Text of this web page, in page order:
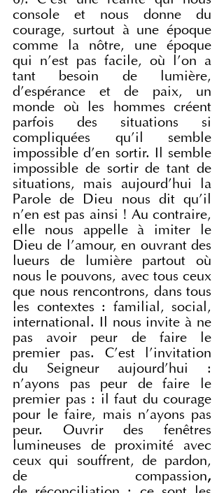
console et nous donne du
courage, surtout à une époque
comme la nôtre, une époque
qui n'est pas facile, où l'on a
tant besoin de lumière,
d'espérance et de paix, un
monde où les hommes créent
parfois des situations si
compliquées qu'il semble
impossible d'en sortir. Il semble
impossible de sortir de tant de
situations, mais aujourd'hui la
Parole de Dieu nous dit qu'il
n'en est pas ainsi ! Au contraire,
elle nous appelle à imiter le
Dieu de l'amour, en ouvrant des
lueurs de lumière partout où
nous le pouvons, avec tous ceux
que nous rencontrons, dans tous
les contextes : familial, social,
international. Il nous invite à ne
pas avoir peur de faire le
premier pas. C'est l'invitation
du Seigneur aujourd'hui :
n'ayons pas peur de faire le
premier pas : il faut du courage
pour le faire, mais n'ayons pas
peur. Ouvrir des fenêtres
lumineuses de proximité avec
ceux qui souffrent, de pardon,
de compassion